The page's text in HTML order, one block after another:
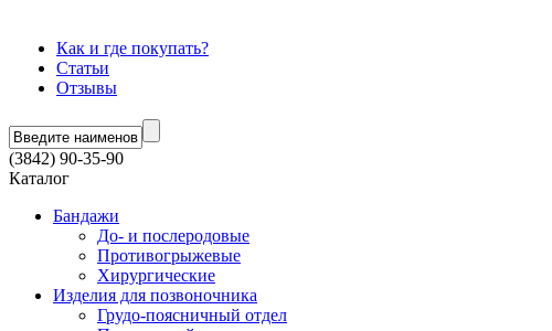
Как и где покупать?
Статьи
Отзывы
(3842) 90-35-90
Каталог
Бандажи
До- и послеродовые
Противогрыжевые
Хирургические
Изделия для позвоночника
Грудо-поясничный отдел